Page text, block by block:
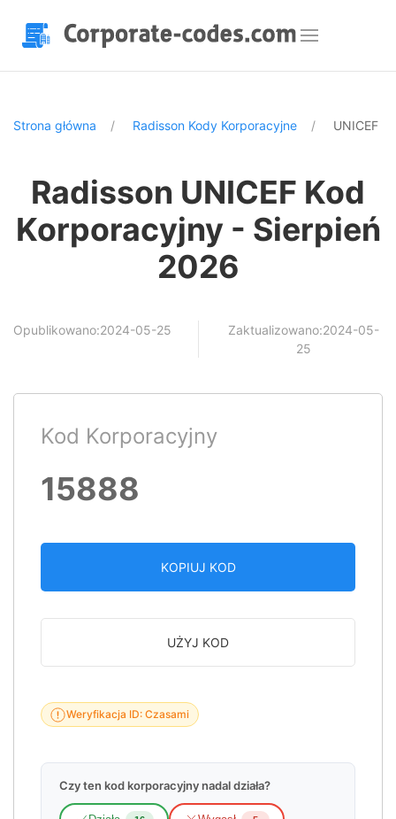
Strona główna Radisson Kody Korporacyjne UNICEF
Radisson UNICEF Kod
Korporacyjny - Sierpień
2026
Opublikowano:2024-05-25
Zaktualizowano:2024-05-
25
Kod Korporacyjny
15888
KOPIUJ KOD
UŻYJ KOD
Weryfikacja ID: Czasami
Czy ten kod korporacyjny nadal działa?